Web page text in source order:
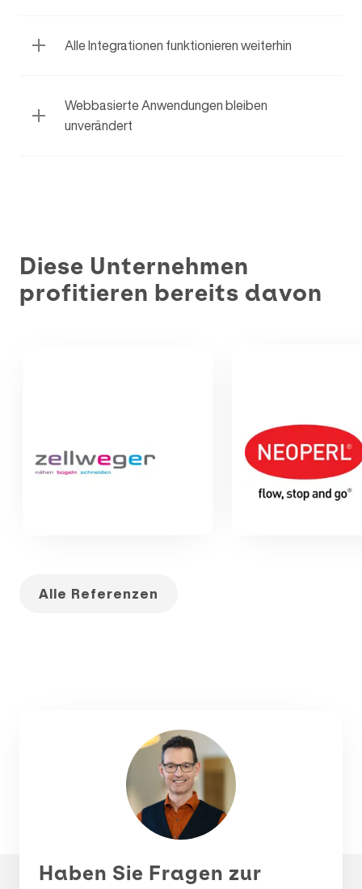
Alle Integrationen funktionieren weiterhin
Webbasierte Anwendungen bleiben
unverändert
Diese Unternehmen
profitieren bereits davon
Alle Referenzen
Haben Sie Fragen zur